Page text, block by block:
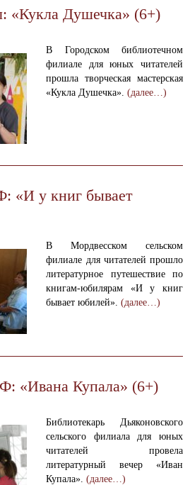
«Кукла Душечка» (6+)
В Городском библиотечном
филиале для юных читателей
прошла творческая мастерская
«Кукла Душечка».(далее…)
«И у книг бывает
В Мордвесском сельском
филиале для читателей прошло
литературное путешествие по
книгам-юбилярам «И у книг
бывает юбилей».(далее…)
«Ивана Купала» (6+)
Библиотекарь Дьяконовского
сельского филиала для юных
читателей провела
литературный вечер «Иван
Купала».(далее…)